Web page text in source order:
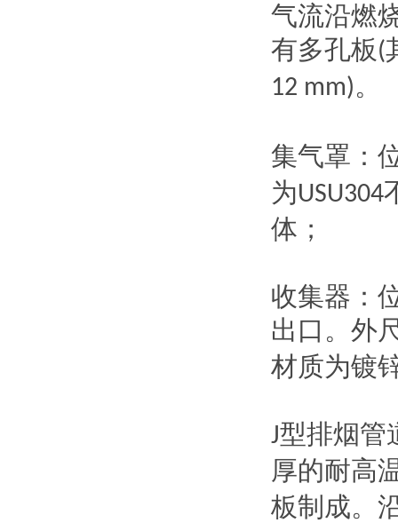
气流沿燃
有多孔板(
12 mm)。
集气罩：
为USU304
体；
收集器：
出口。外
材质为镀
J型排烟管
厚的耐高
板制成。